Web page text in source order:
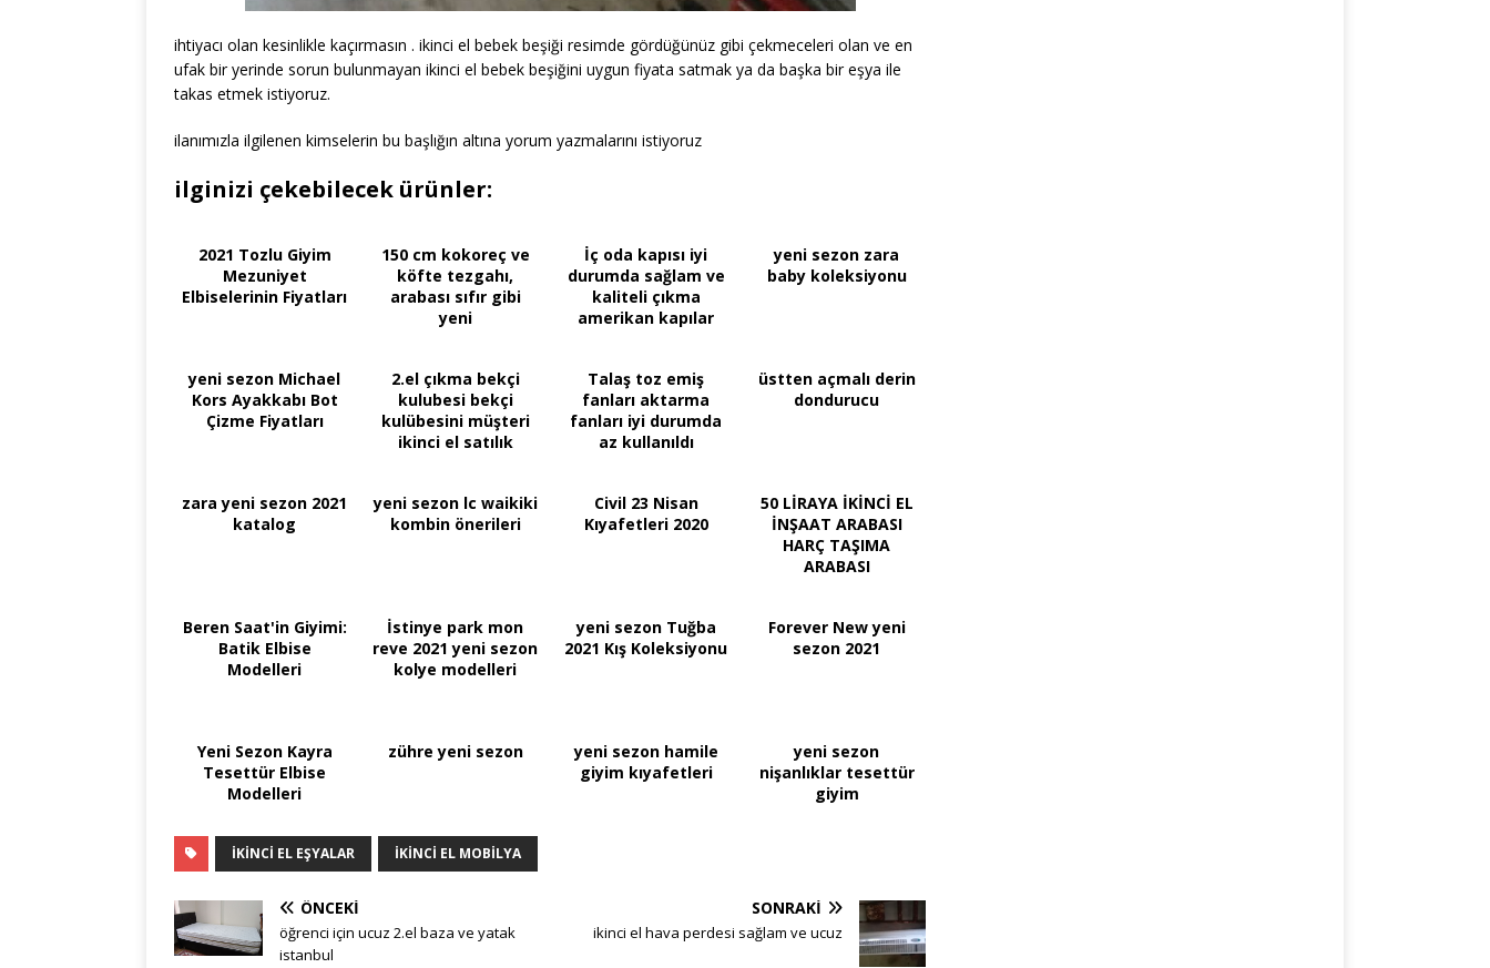
ihtiyacı olan kesinlikle kaçırmasın . ikinci el bebek beşiği resimde gördüğünüz gibi çekmeceleri olan ve en
ufak bir yerinde sorun bulunmayan ikinci el bebek beşiğini uygun fiyata satmak ya da başka bir eşya ile
takas etmek istiyoruz.
ilanımızla ilgilenen kimselerin bu başlığın altına yorum yazmalarını istiyoruz
ilginizi çekebilecek ürünler:
2021 Tozlu Giyim
Mezuniyet
Elbiselerinin Fiyatları
150 cm kokoreç ve
köfte tezgahı,
arabası sıfır gibi
yeni
İç oda kapısı iyi
durumda sağlam ve
kaliteli çıkma
amerikan kapılar
yeni sezon zara
baby koleksiyonu
yeni sezon Michael
Kors Ayakkabı Bot
Çizme Fiyatları
2.el çıkma bekçi
kulubesi bekçi
kulübesini müşteri
ikinci el satılık
Talaş toz emiş
fanları aktarma
fanları iyi durumda
az kullanıldı
üstten açmalı derin
dondurucu
zara yeni sezon 2021
katalog
yeni sezon lc waikiki
kombin önerileri
Civil 23 Nisan
Kıyafetleri 2020
50 LİRAYA İKİNCİ EL
İNŞAAT ARABASI
HARÇ TAŞIMA
ARABASI
Beren Saat'in Giyimi:
Batik Elbise
Modelleri
İstinye park mon
reve 2021 yeni sezon
kolye modelleri
yeni sezon Tuğba
2021 Kış Koleksiyonu
Forever New yeni
sezon 2021
Yeni Sezon Kayra
Tesettür Elbise
Modelleri
zühre yeni sezon
yeni sezon hamile
giyim kıyafetleri
yeni sezon
nişanlıklar tesettür
giyim
IKINCI EL EŞYALAR IKINCI EL MOBILYA
ÖNCEKI
öğrenci için ucuz 2.el baza ve yatak
istanbul
SONRAKI
ikinci el hava perdesi sağlam ve ucuz